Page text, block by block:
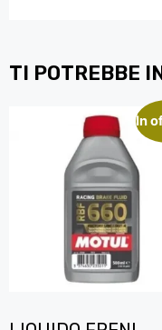
TI POTREBBE
In